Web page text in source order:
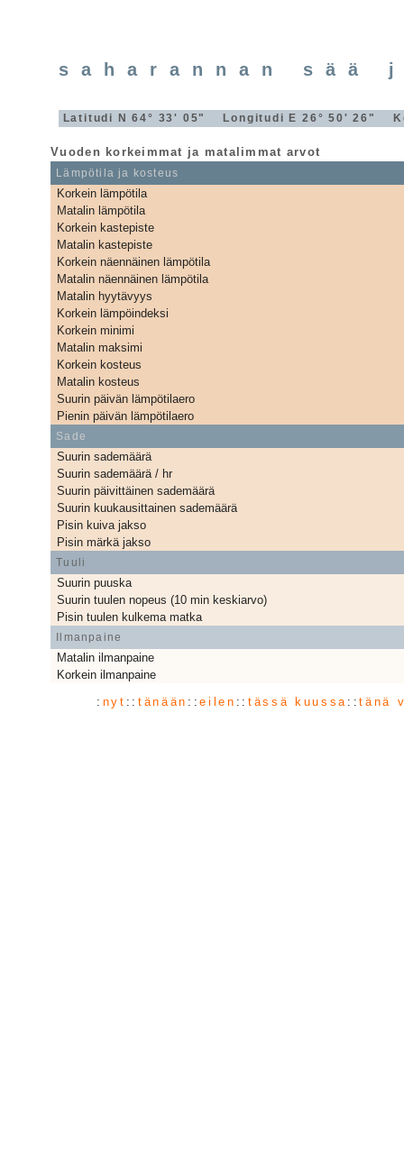
saharannan sää
Latitudi N 64° 33' 05" Longitudi E 26° 50' 26"
Vuoden korkeimmat ja matalimmat arvot
Lämpötila ja kosteus
Korkein lämpötila
Matalin lämpötila
Korkein kastepiste
Matalin kastepiste
Korkein näennäinen lämpötila
Matalin näennäinen lämpötila
Matalin hyytävyys
Korkein lämpöindeksi
Korkein minimi
Matalin maksimi
Korkein kosteus
Matalin kosteus
Suurin päivän lämpötilaero
Pienin päivän lämpötilaero
Sade
Suurin sademäärä
Suurin sademäärä / hr
Suurin päivittäinen sademäärä
Suurin kuukausittainen sademäärä
Pisin kuiva jakso
Pisin märkä jakso
Tuuli
Suurin puuska
Suurin tuulen nopeus (10 min keskiarvo)
Pisin tuulen kulkema matka
Ilmanpaine
Matalin ilmanpaine
Korkein ilmanpaine
: nyt :: tänään ::eilen :: tässä kuussa ::tänä